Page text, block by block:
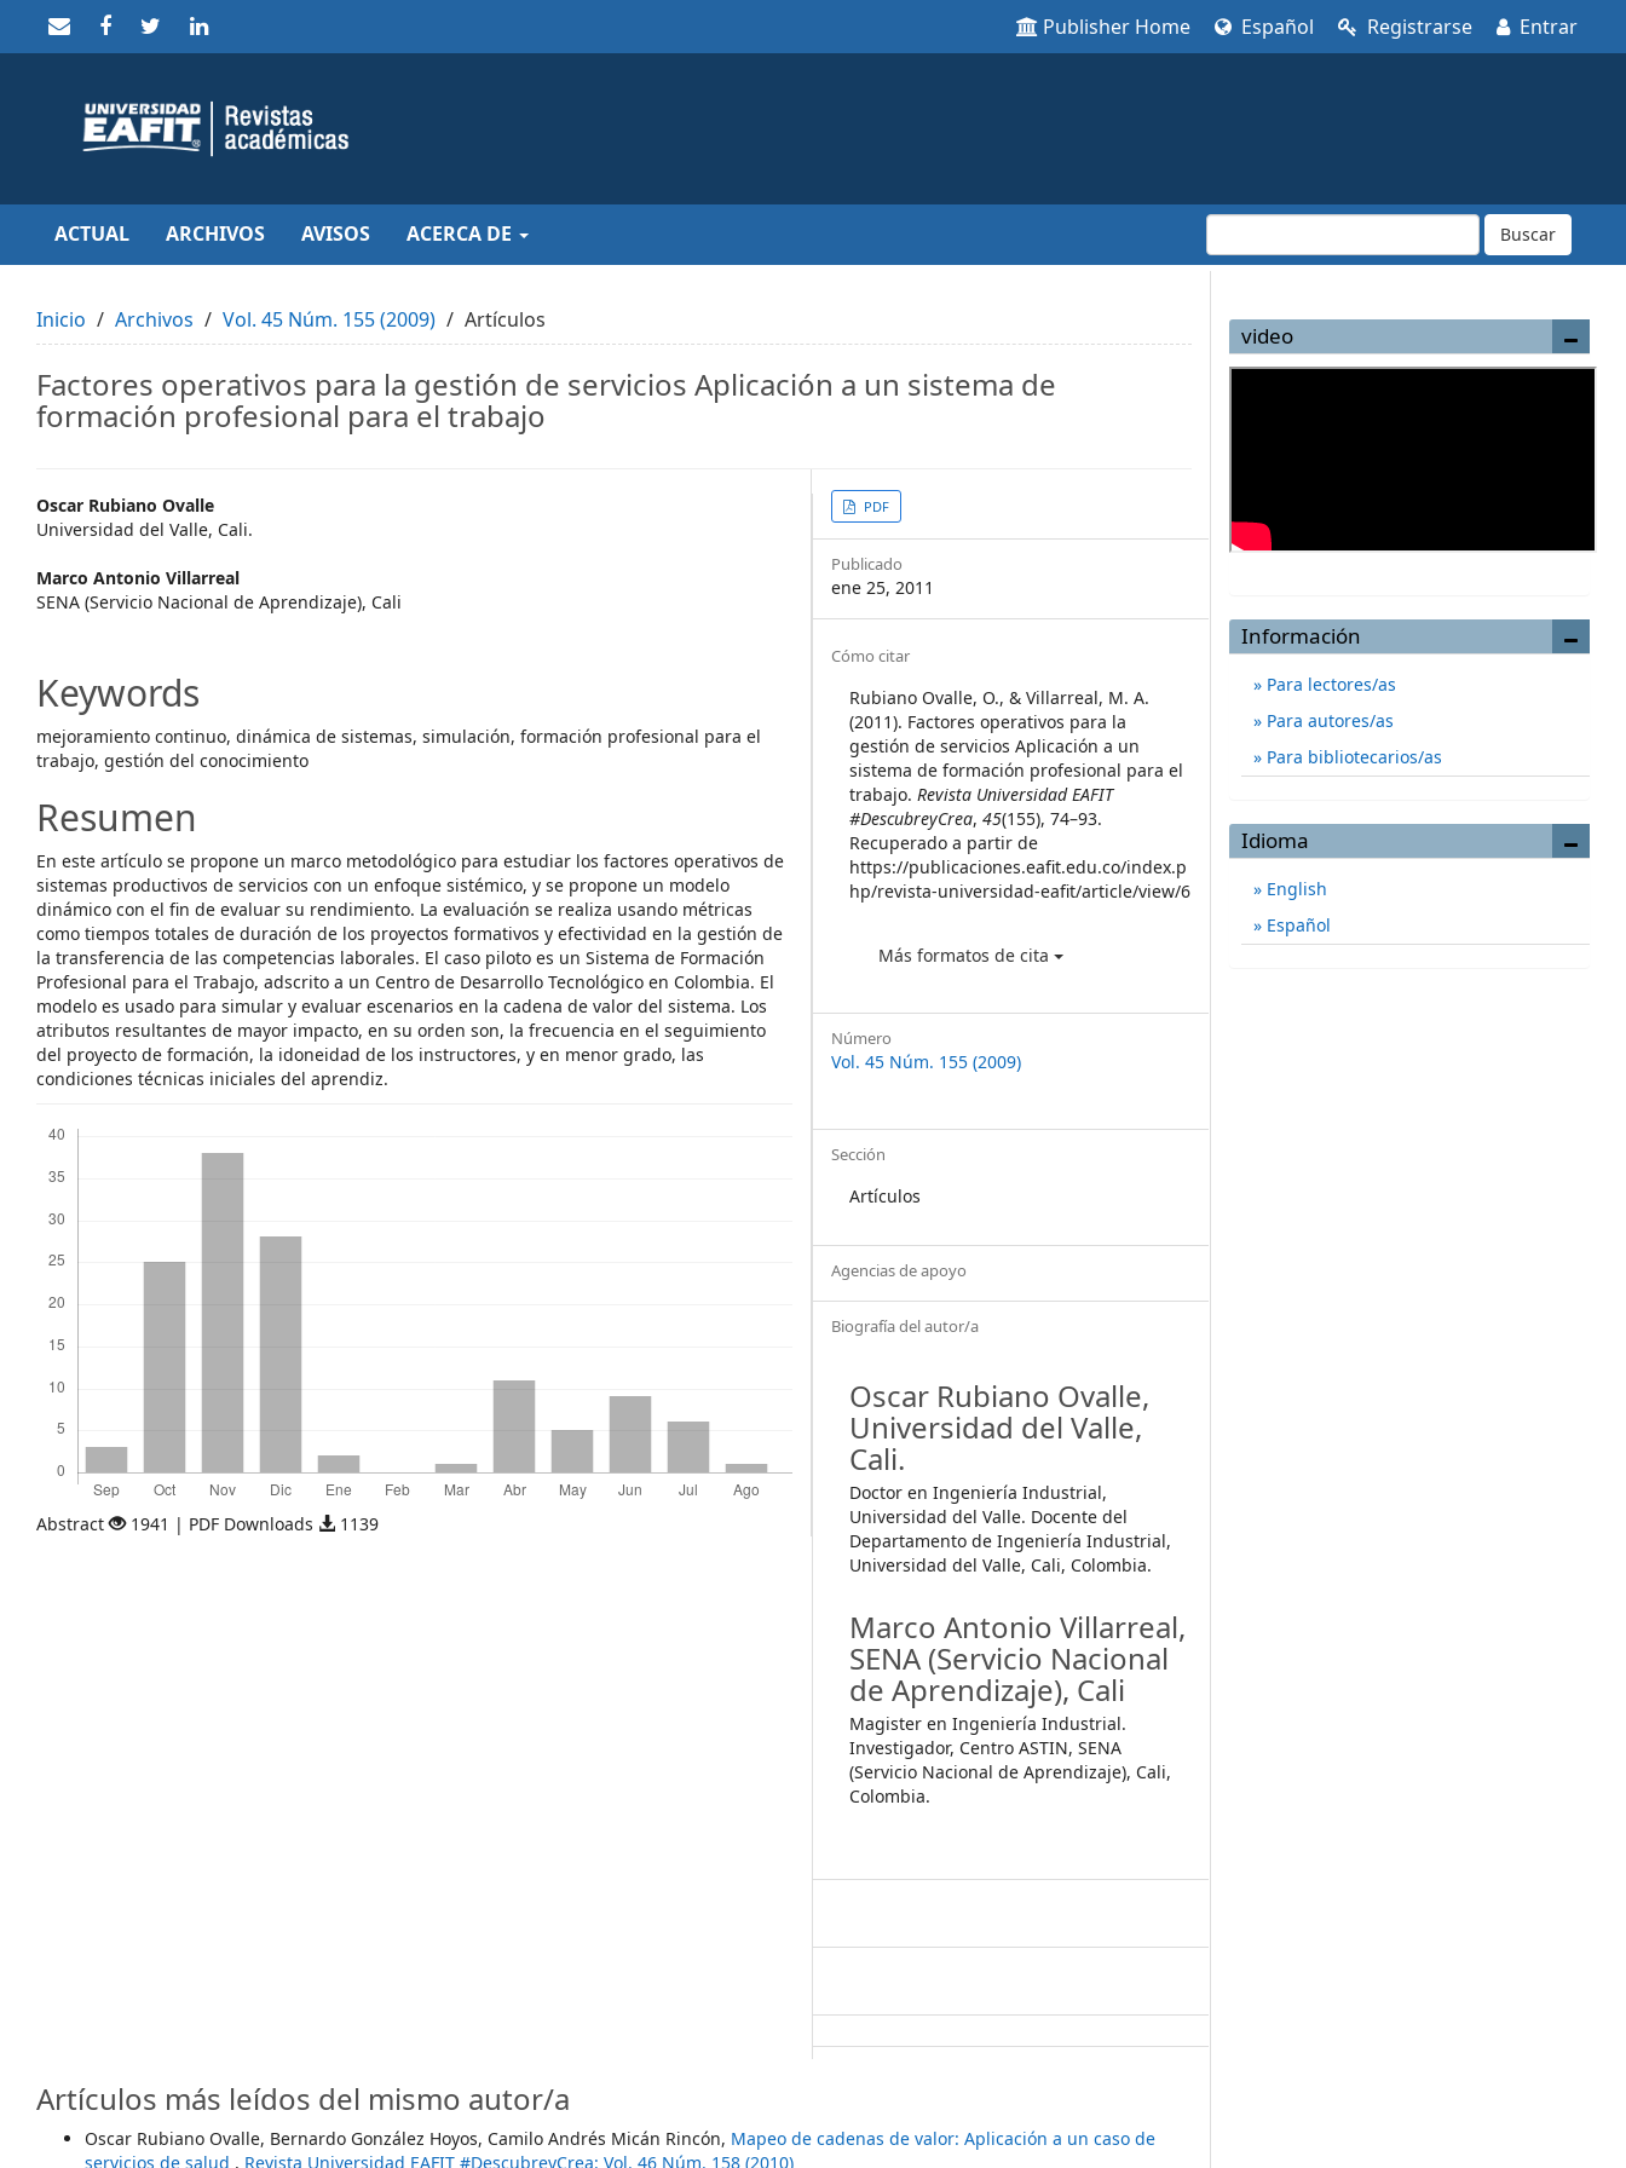
to
Main
Navigation
Content
Sidebar
Publisher Home Español Registrarse Entrar
ACTUAL ARCHIVOS AVISOS ACERCA DE Buscar
Inicio Archivos Vol. 45 Núm. 155 (2009) Artículos
Factores operativos para la gestión de servicios Aplicación a un sistema de
formación profesional para el trabajo
Main
Article
Content
Oscar Rubiano Ovalle
Universidad del Valle, Cali.
Marco Antonio Villarreal
SENA (Servicio Nacional de Aprendizaje), Cali
Keywords
mejoramiento continuo, dinámica de sistemas, simulación, formación profesional para el
trabajo, gestión del conocimiento
Resumen
En este artículo se propone un marco metodológico para estudiar los factores operativos de
sistemas productivos de servicios con un enfoque sistémico, y se propone un modelo
dinámico con el fin de evaluar su rendimiento. La evaluación se realiza usando métricas
como tiempos totales de duración de los proyectos formativos y efectividad en la gestión de
la transferencia de las competencias laborales. El caso piloto es un Sistema de Formación
Profesional para el Trabajo, adscrito a un Centro de Desarrollo Tecnológico en Colombia. El
modelo es usado para simular y evaluar escenarios en la cadena de valor del sistema. Los
atributos resultantes de mayor impacto, en su orden son, la frecuencia en el seguimiento
del proyecto de formación, la idoneidad de los instructores, y en menor grado, las
condiciones técnicas iniciales del aprendiz.
Abstract 1941 | PDF Downloads 1139
Article
Sidebar
PDF
Publicado
ene 25, 2011
Article
Details
Cómo citar
Rubiano Ovalle, O., & Villarreal, M. A.
(2011). Factores operativos para la
gestión de servicios Aplicación a un
sistema de formación profesional para el
trabajo.Revista Universidad EAFIT
#DescubreyCrea,45(155), 74–93.
Recuperado a partir de
https://publicaciones.eafit.edu.co/index.p
hp/revista-universidad-eafit/article/view/6
Más formatos de cita
Número
Vol. 45 Núm. 155 (2009)
Sección
Artículos
Agencias de apoyo
Biografía del autor/a
Oscar Rubiano Ovalle,
Universidad del Valle,
Cali.
Doctor en Ingeniería Industrial,
Universidad del Valle. Docente del
Departamento de Ingeniería Industrial,
Universidad del Valle, Cali, Colombia.
Marco Antonio Villarreal,
SENA (Servicio Nacional
de Aprendizaje), Cali
Magister en Ingeniería Industrial.
Investigador, Centro ASTIN, SENA
(Servicio Nacional de Aprendizaje), Cali,
Colombia.
Artículos más leídos del mismo autor/a
Oscar Rubiano Ovalle, Bernardo González Hoyos, Camilo Andrés Micán Rincón, Mapeo de cadenas de valor: Aplicación a un caso de
servicios de salud , Revista Universidad EAFIT #DescubreyCrea: Vol. 46 Núm. 158 (2010)
video
Información
Para lectores/as
Para autores/as
Para bibliotecarios/as
Idioma
English
Español